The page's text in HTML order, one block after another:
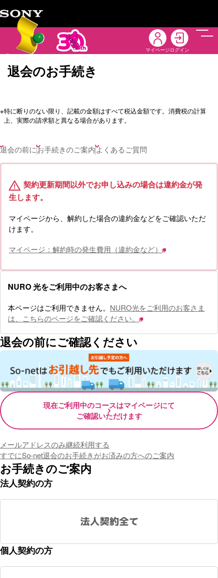
マイページ ログイン
メニ
退会のお手続き
※特に断りのない限り、記載の金額はすべて税込金額です。消費税の計算
上、実際の請求額と異なる場合があります。
退会の前にお手続きのご案内よくあるご質問
契約更新期間以外でお申し込みの場合は違約金が発
生します。
マイページから、解約した場合の違約金などをご確認いただ
けます。
マイページ：解約時の発生費用（違約金など）
NURO 光をご利用中のお客さまへ
本ページはご利用できません。 NURO光をご利用のお客さま
は、こちらのページをご確認ください。
退会の前にご確認ください
現在ご利用中のコースはマイページにて
ご確認いただけます
メールアドレスのみ継続利用する
すでにSo-net退会のお手続きがお済みの方へのご案内
お手続きのご案内
法人契約の方
個人契約の方